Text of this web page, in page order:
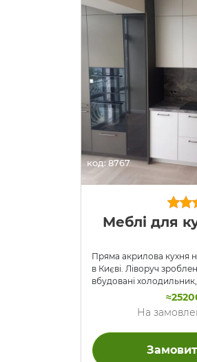
код: 8767
Меблі для
Пряма акрилова кухня
в Києві. Ліворуч
вбудовані
мікрохвильовка. Під
освітленням (на фото
електрики). Далі
стільницею, варочною
сушилкою посуду. Кухня
робилася в сучасному
На